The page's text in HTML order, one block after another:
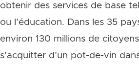
obtenir des services de base
ou l’éducation. Dans les 35
environ 130 millions de
s’acquitter d’un pot-de-vin